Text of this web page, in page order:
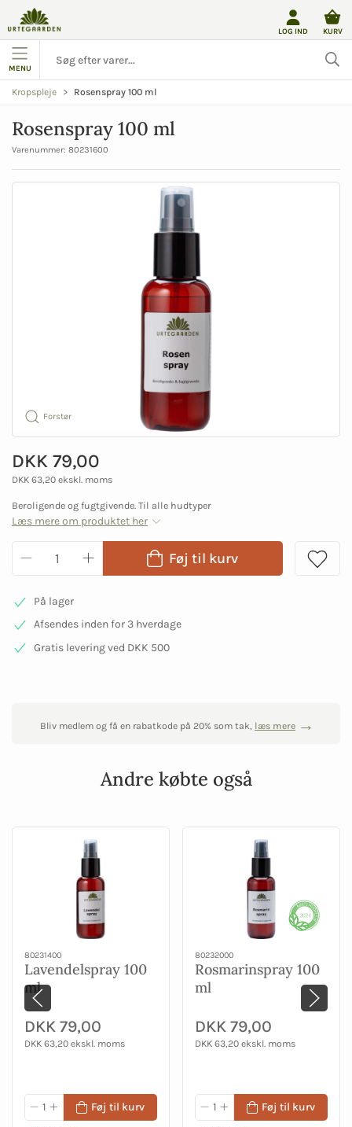
LOG IND KURV
MENU
Kropspleje Rosenspray 100 ml
Rosenspray 100 ml
Varenummer: 80231600
Forstør
DKK 79,00
DKK 63,20 ekskl. moms
Beroligende og fugtgivende. Til alle hudtyper
Læs mere om produktet her
Føj til kurv
På lager
Afsendes inden for 3 hverdage
Gratis levering ved DKK 500
Bliv medlem og få en rabatkode på 20% som tak, læs mere
Andre købte også
80231400
Lavendelspray 100
ml
DKK 79,00
DKK 63,20 ekskl. moms
Føj til kurv
80232000
Rosmarinspray 100
ml
DKK 79,00
DKK 63,20 ekskl. moms
Føj til kurv